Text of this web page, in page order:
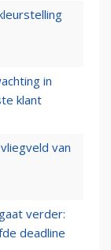
in
klant
van
verder:
deadline